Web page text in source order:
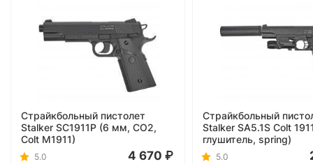
Страйкбольный пистолет
Stalker SC1911P (6 мм, CO2,
Colt M1911)
5.0 4 670
Страйкбольный
Stalker SA5.1S Colt
глушитель, spring)
5.0